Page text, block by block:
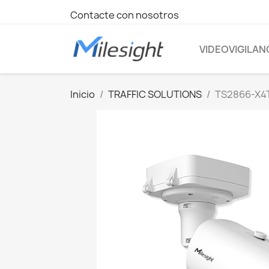
Contacte con nosotros
Inicio TRAFFIC SOLUTIONS TS2866-